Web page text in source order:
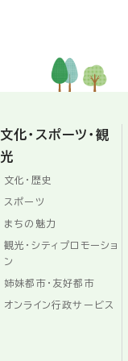
文化・スポーツ・観
光
文化・歴史
スポーツ
まちの魅力
観光・シティプロモーショ
ン
姉妹都市・友好都市
オンライン行政サービス